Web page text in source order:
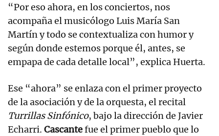
“Por eso ahora, en los conciertos, nos
acompaña el musicólogo Luis María San
Martín y todo se contextualiza con humor y
según donde estemos porque él, antes, se
empapa de cada detalle local”, explica Huerta.
Ese “ahora” se enlaza con el primer proyecto
de la asociación y de la orquesta, el recital
Turrillas Sinfónico, bajo la dirección de Javier
Echarri. Cascantefue el primer pueblo que lo